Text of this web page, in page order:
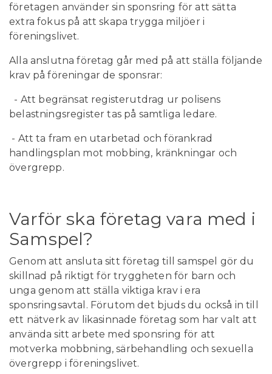
företagen använder sin sponsring för att sätta
extra fokus på att skapa trygga miljöer i
föreningslivet.
Alla anslutna företag går med på att ställa följande
krav på föreningar de sponsrar:
- Att begränsat registerutdrag ur polisens
belastningsregister tas på samtliga ledare.
- Att ta fram en utarbetad och förankrad
handlingsplan mot mobbing, kränkningar och
övergrepp.
Varför ska företag vara med i
Samspel?
Genom att ansluta sitt företag till samspel gör du
skillnad på riktigt för tryggheten för barn och
unga genom att ställa viktiga krav i era
sponsringsavtal. Förutom det bjuds du också in till
ett nätverk av likasinnade företag som har valt att
använda sitt arbete med sponsring för att
motverka mobbning, särbehandling och sexuella
övergrepp i föreningslivet.